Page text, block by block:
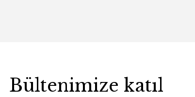
Bültenimize katıl